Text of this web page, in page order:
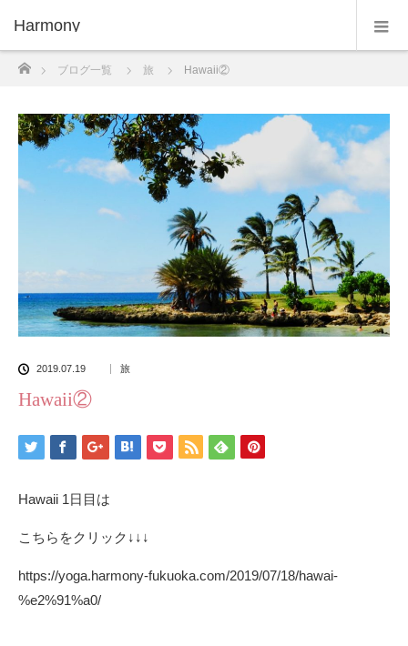
Harmony
ブログ一覧 旅 Hawaii②
2019.07.19 旅
Hawaii②
Hawaii 1日目は
こちらをクリック↓↓↓
https://yoga.harmony-fukuoka.com/2019/07/18/hawai-
%e2%91%a0/